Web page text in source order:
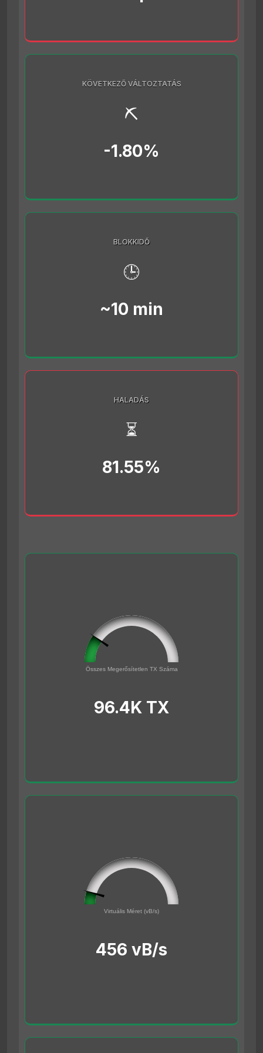
KÖVETKEZŐ VÁLTOZTATÁS
⛏️
-1.80%
BLOKKIDŐ
🕒
~10 min
HALADÁS
⏳
81.55%
Összes Megerősítetlen TX Száma
0 500000
96.4K TX
45561691
Virtuális Méret (vB/s)500000000
456 vB/s